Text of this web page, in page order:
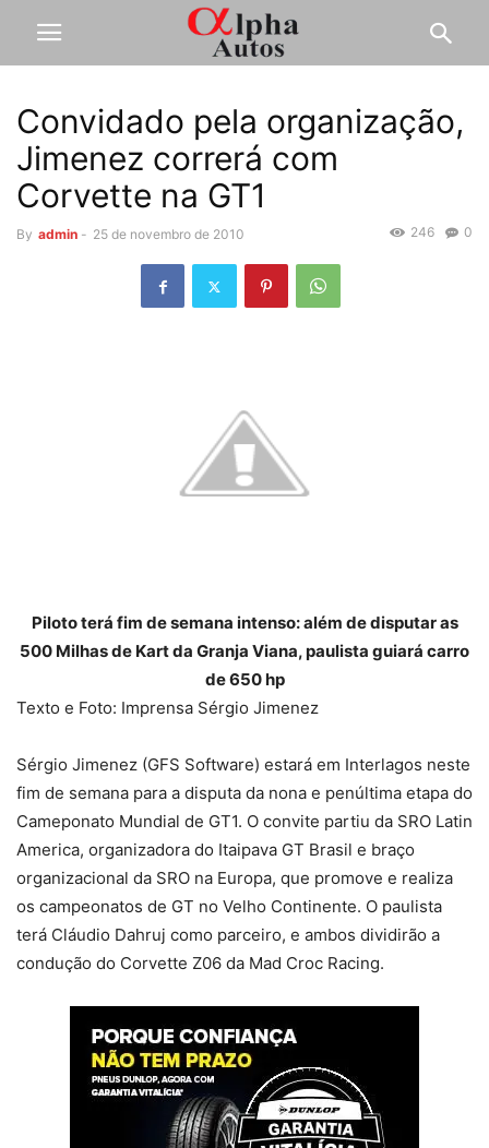
Convidado pela organização,
Jimenez correrá com
Corvette na GT1
By admin - 25 de novembro de 2010 0
246
Piloto terá fim de semana intenso: além de disputar as
500 Milhas de Kart da Granja Viana, paulista guiará carro
de 650 hp
Texto e Foto: Imprensa Sérgio Jimenez
Sérgio Jimenez (GFS Software) estará em Interlagos neste
fim de semana para a disputa da nona e penúltima etapa do
Cameponato Mundial de GT1. O convite partiu da SRO Latin
America, organizadora do Itaipava GT Brasil e braço
organizacional da SRO na Europa, que promove e realiza
os campeonatos de GT no Velho Continente. O paulista
terá Cláudio Dahruj como parceiro, e ambos dividirão a
condução do Corvette Z06 da Mad Croc Racing.